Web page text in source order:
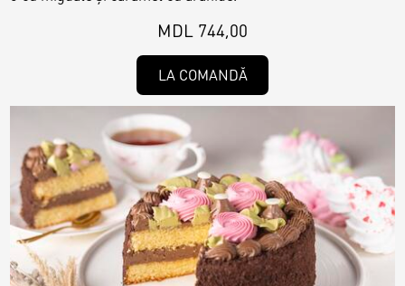
MDL 744,00
LA COMANDĂ